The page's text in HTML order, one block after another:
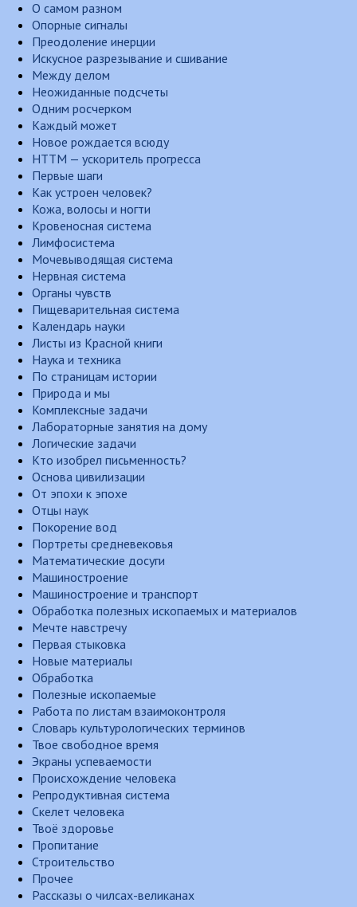
О самом разном
Опорные сигналы
Преодоление инерции
Искусное разрезывание и сшивание
Между делом
Неожиданные подсчеты
Одним росчерком
Каждый может
Новое рождается всюду
НТТМ — ускоритель прогресса
Первые шаги
Как устроен человек?
Кожа, волосы и ногти
Кровеносная система
Лимфосистема
Мочевыводящая система
Нервная система
Органы чувств
Пищеварительная система
Календарь науки
Листы из Красной книги
Наука и техника
По страницам истории
Природа и мы
Комплексные задачи
Лабораторные занятия на дому
Логические задачи
Кто изобрел письменность?
Основа цивилизации
От эпохи к эпохе
Отцы наук
Покорение вод
Портреты средневековья
Математические досуги
Машиностроение
Машиностроение и транспорт
Обработка полезных ископаемых и материалов
Мечте навстречу
Первая стыковка
Новые материалы
Обработка
Полезные ископаемые
Работа по листам взаимоконтроля
Словарь культурологических терминов
Твое свободное время
Экраны успеваемости
Происхождение человека
Репродуктивная система
Скелет человека
Твоё здоровье
Пропитание
Строительство
Прочее
Рассказы о чилсах-великанах